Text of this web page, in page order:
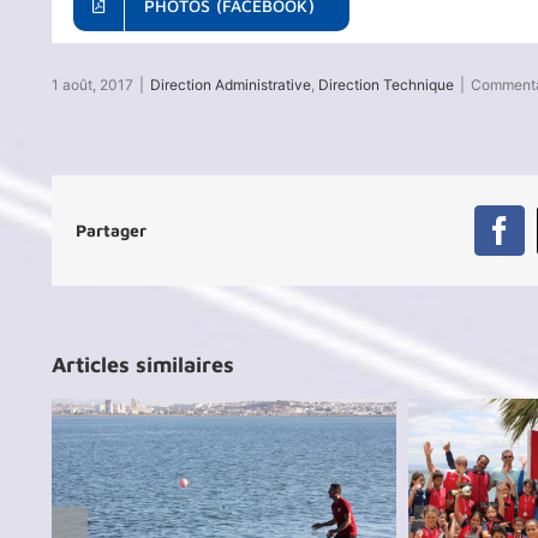
PHOTOS (FACEBOOK)
1 août, 2017 Direction Administrative, Direction Technique
Partager
Articles similaires